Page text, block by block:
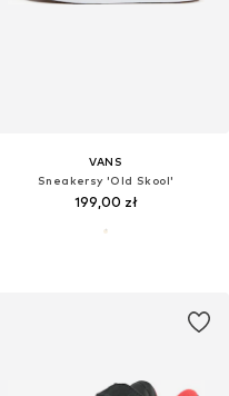
VANS
Sneakersy 'Old Skool'
199,00 zł